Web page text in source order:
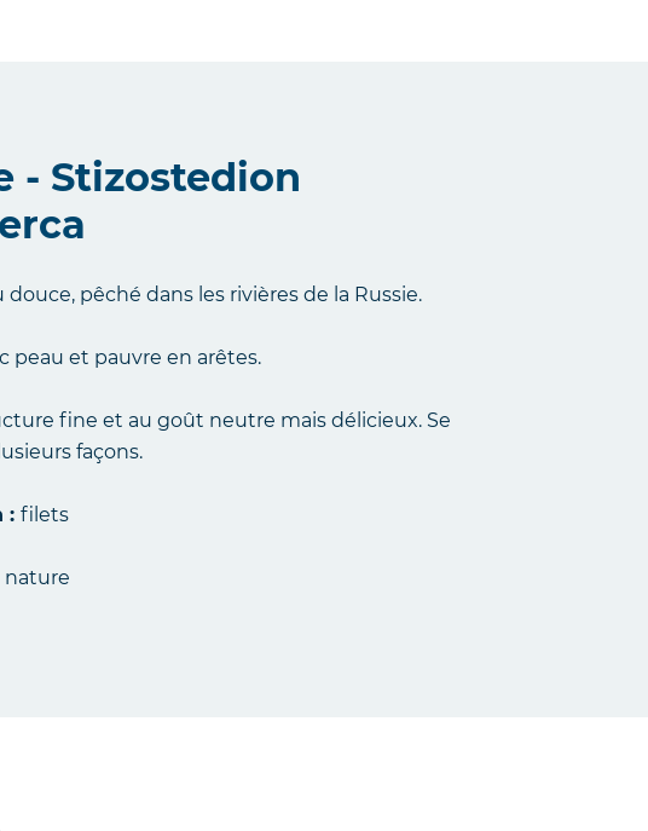
- Stizostedion
douce, pêché dans les rivières de la Russie.
peau et pauvre en arêtes.
fine et au goût neutre mais délicieux. Se
façons.
: filets
nature